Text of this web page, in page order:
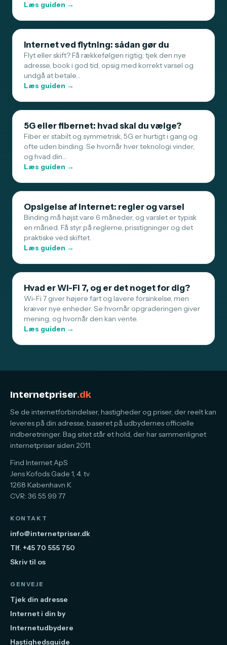
Læs guiden →
Internet ved flytning: sådan gør du
Flyt eller skift? Få rækkefølgen rigtig: tjek den nye
adresse, book i god tid, opsig med korrekt varsel og
undgå at betale…
Læs guiden →
5G eller fibernet: hvad skal du vælge?
Fiber er stabilt og symmetrisk, 5G er hurtigt i gang og
ofte uden binding. Se hvornår hver teknologi vinder,
og hvad din…
Læs guiden →
Opsigelse af internet: regler og varsel
Binding må højst vare 6 måneder, og varslet er typisk
en måned. Få styr på reglerne, prisstigninger og det
praktiske ved skiftet.
Læs guiden →
Hvad er Wi-Fi 7, og er det noget for dig?
Wi-Fi 7 giver højere fart og lavere forsinkelse, men
kræver nye enheder. Se hvornår opgraderingen giver
mening, og hvornår den kan vente.
Læs guiden →
Internetpriser.dk
Se de internetforbindelser, hastigheder og priser, der reelt kan
leveres på din adresse, baseret på udbydernes officielle
indberetninger. Bag sitet står et hold, der har sammenlignet
internetpriser siden 2011.
Find Internet ApS
Jens Kofods Gade 1, 4. tv
1268 København K
CVR: 36 55 99 77
KONTAKT
info@internetpriser.dk
Tlf. +45 70 555 750
Skriv til os
GENVEJE
Tjek din adresse
Internet i din by
Internetudbydere
Hastighedsguide